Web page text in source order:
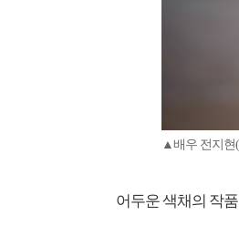
▲배우 전지현
어두운 색채의 작